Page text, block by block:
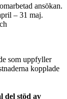
ansökan.
– 31 maj.
som uppfyller
kopplade
del stöd av